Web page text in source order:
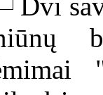
Dvi